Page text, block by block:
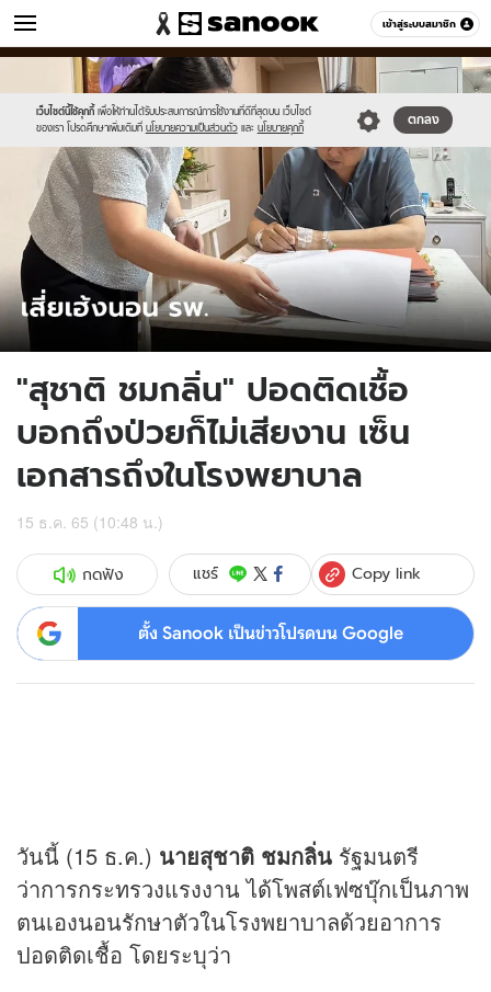
เข้าสู่ระบบสมาชิก
ข่าว หมวดอื่นๆ
เว็บไซต์นี้ใช้คุกกี้ เพื่อให้ท่านได้รับประสบการณ์การใช้งานที่ดีที่สุดบน เว็บไซต์
ของเรา โปรดศึกษาเพิ่มเติมที่ นโยบายความเป็นส่วนตัว และ นโยบายคุกกี้
ตกลง
//s.isanook.com/sr/0/images/logo-
new-
sanook.png
//s.isanook.com/ns/0/ud/1737/8687722/tagline-
template-
2022-
"สุชาติ ชมกลิ่น" ปอดติดเชื้อ
บอกถึงป่วยก็ไม่เสียงาน เซ็น
เอกสารถึงในโรงพยาบาล
15 ธ.ค. 65 (10:48 น.)
กดฟัง แชร์ Copy link
ตั้ง Sanook เป็นข่าวโปรดบน Google
วันนี้ (15 ธ.ค.) นายสุชาติ ชมกลิ่น รัฐมนตรี
ว่าการกระทรวงแรงงาน ได้โพสต์เฟซบุ๊กเป็นภาพ
ตนเองนอนรักษาตัวในโรงพยาบาลด้วยอาการ
ปอดติดเชื้อ โดยระบุว่า